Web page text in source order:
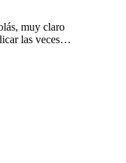
muy claro
las veces
con su